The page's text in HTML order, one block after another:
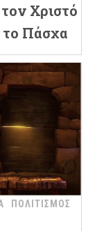
Χριστό
το Πάσχα
ΠΟΛΙΤΙΣΜΟΣ